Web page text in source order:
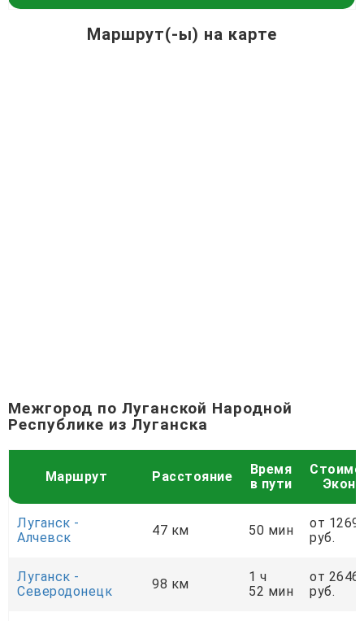
Маршрут(-ы) на карте
Межгород по Луганской Народной
Республике из Луганска
Маршрут Расстояние
Время
в пути
Луганск -
Алчевск
47 км 50 мин
от 1269
руб.
Луганск -
Северодонецк
98 км
1 ч
52 мин
от 2646
руб.